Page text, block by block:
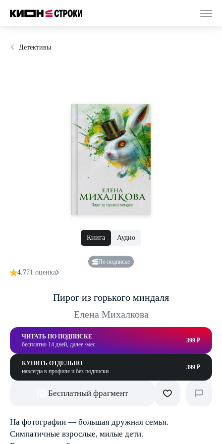
Детективы
Книга Аудио
По подписке
4.771 оценка
Пирог из горького миндаля
Елена Михалкова
ЧИТАТЬ ПО ПОДПИСКЕ
бесплатно 14 дней, далее /мес
399 ₽
КУПИТЬ ОТДЕЛЬНО
навсегда в профиле и без подписки
399 ₽
Бесплатный фрагмент
На фотографии — большая дружная семья.
Симпатичные взрослые, милые дети.